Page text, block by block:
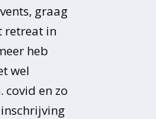
graag
retreat in
heb
wel
covid en zo